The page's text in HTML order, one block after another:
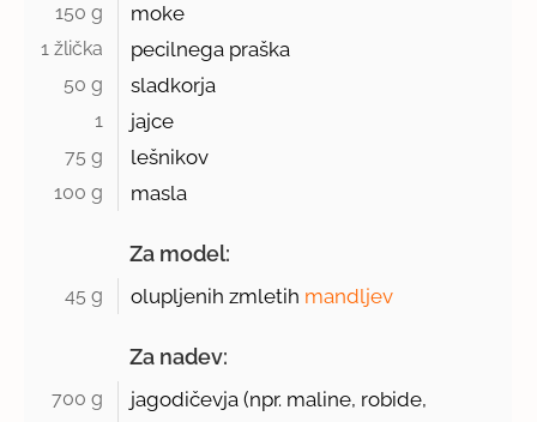
150 g moke
1 žlička pecilnega praška
50 g sladkorja
1 jajce
75 g lešnikov
100 g masla
Za model:
45 g olupljenih zmletih mandljev
Za nadev:
700 g
jagodičevja (npr. maline, robide,